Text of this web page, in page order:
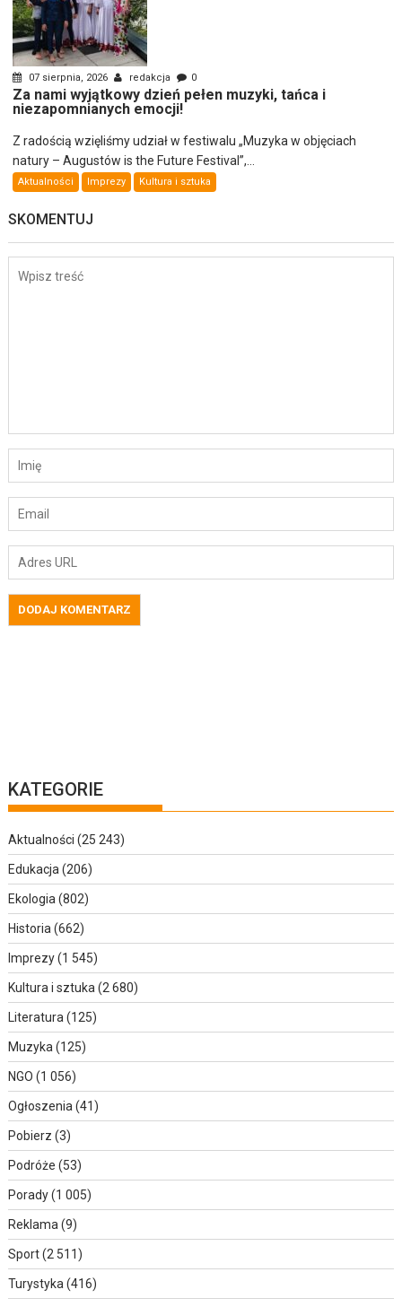
07 sierpnia, 2026 redakcja 0
Za nami wyjątkowy dzień pełen muzyki, tańca i
niezapomnianych emocji!
Z radością wzięliśmy udział w festiwalu „Muzyka w objęciach
natury – Augustów is the Future Festival”,...
Aktualności Imprezy Kultura i sztuka
SKOMENTUJ
KATEGORIE
Aktualności (25 243)
Edukacja(206)
Ekologia(802)
Historia(662)
Imprezy(1 545)
Kultura i sztuka(2 680)
Literatura(125)
Muzyka(125)
NGO (1 056)
Ogłoszenia(41)
Pobierz (3)
Podróże (53)
Porady(1 005)
Reklama(9)
Sport(2 511)
Turystyka(416)